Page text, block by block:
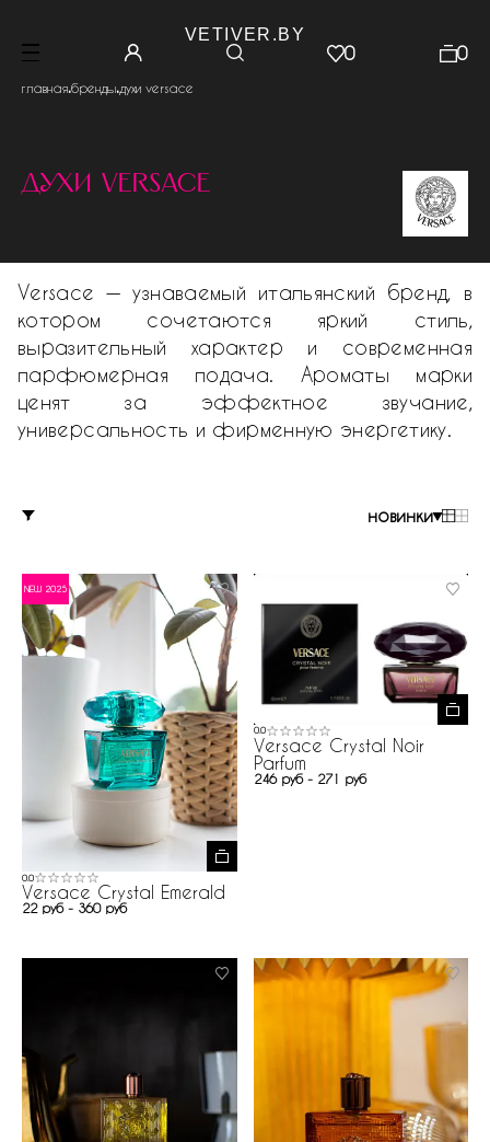
VETIVER.BY
0 0
главная.бренды.духи versace
духи versace
Versace — узнаваемый итальянский бренд, в
котором сочетаются яркий стиль,
выразительный характер и современная
парфюмерная подача. Ароматы марки
ценят за эффектное звучание,
универсальность и фирменную энергетику.
новинки
NEW 2025
0.0
Versace Crystal Emerald
22 руб - 360 руб
0.0
Versace Crystal Noir
Parfum
246 руб - 271 руб